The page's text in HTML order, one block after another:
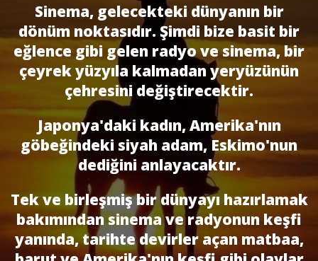
Sinema, gelecekteki dünyanın bir
dönüm noktasıdır. Şimdi bize basit bir
eğlence gibi gelen radyo ve sinema, bir
çeyrek yüzyıla kalmadan yeryüzünün
çehresini değiştirecektir.
Japonya'daki kadın, Amerika'nın
göbeğindeki siyah adam, Eskimo'nun
dediğini anlayacaktır.
Tek ve birleşmiş bir dünyayı hazırlamak
bakımından sinema ve radyonun keşfi
yanında, tarihte devirler açan matbaa,